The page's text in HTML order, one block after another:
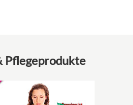
Pflegeprodukte